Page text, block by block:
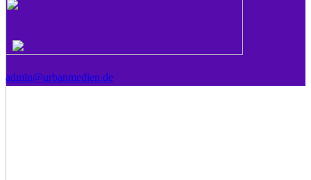
admin@urbanmedien.de